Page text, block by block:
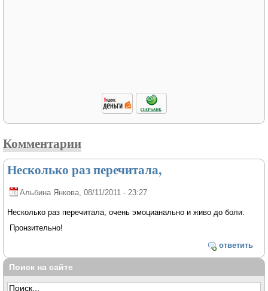
Комментарии
Несколько раз перечитала,
Альбина Янкова , 08/11/2011 - 23:27
Несколько раз перечитала, очень эмоцианально и живо до боли.
Пронзительно!
ответить
Поиск на сайте